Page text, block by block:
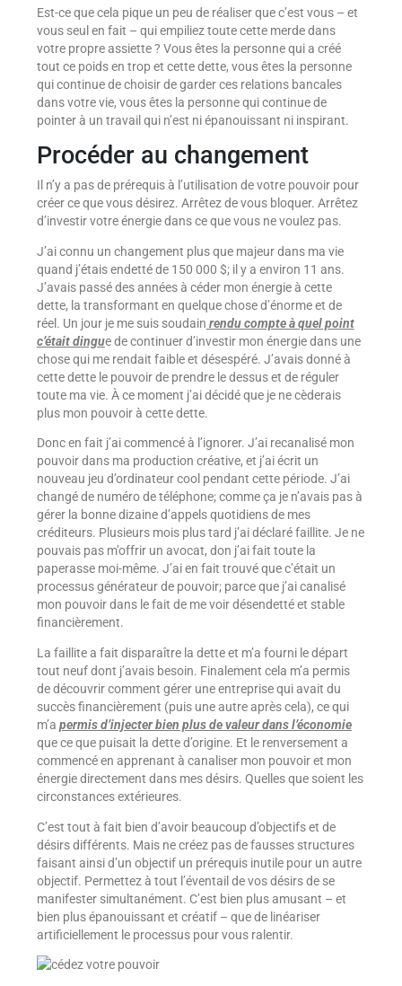
Est-ce que cela pique un peu de réaliser que c’est vous – et
vous seul en fait – qui empiliez toute cette merde dans
votre propre assiette ? Vous êtes la personne qui a créé
tout ce poids en trop et cette dette, vous êtes la personne
qui continue de choisir de garder ces relations bancales
dans votre vie, vous êtes la personne qui continue de
pointer à un travail qui n’est ni épanouissant ni inspirant.
Procéder au changement
Il n’y a pas de prérequis à l’utilisation de votre pouvoir pour
créer ce que vous désirez. Arrêtez de vous bloquer. Arrêtez
d’investir votre énergie dans ce que vous ne voulez pas.
J’ai connu un changement plus que majeur dans ma vie
quand j’étais endetté de 150 000 $; il y a environ 11 ans.
J’avais passé des années à céder mon énergie à cette
dette, la transformant en quelque chose d’énorme et de
réel. Un jour je me suis soudain rendu compte à quel point
c’était dingue de continuer d’investir mon énergie dans une
chose qui me rendait faible et désespéré. J’avais donné à
cette dette le pouvoir de prendre le dessus et de réguler
toute ma vie. À ce moment j’ai décidé que je ne cèderais
plus mon pouvoir à cette dette.
Donc en fait j’ai commencé à l’ignorer. J’ai recanalisé mon
pouvoir dans ma production créative, et j’ai écrit un
nouveau jeu d’ordinateur cool pendant cette période. J’ai
changé de numéro de téléphone; comme ça je n’avais pas à
gérer la bonne dizaine d’appels quotidiens de mes
créditeurs. Plusieurs mois plus tard j’ai déclaré faillite. Je ne
pouvais pas m’offrir un avocat, don j’ai fait toute la
paperasse moi-même. J’ai en fait trouvé que c’était un
processus générateur de pouvoir; parce que j’ai canalisé
mon pouvoir dans le fait de me voir désendetté et stable
financièrement.
La faillite a fait disparaître la dette et m’a fourni le départ
tout neuf dont j’avais besoin. Finalement cela m’a permis
de découvrir comment gérer une entreprise qui avait du
succès financièrement (puis une autre après cela), ce qui
m’a permis d’injecter bien plus de valeur dans l’économie
que ce que puisait la dette d’origine. Et le renversement a
commencé en apprenant à canaliser mon pouvoir et mon
énergie directement dans mes désirs. Quelles que soient les
circonstances extérieures.
C’est tout à fait bien d’avoir beaucoup d’objectifs et de
désirs différents. Mais ne créez pas de fausses structures
faisant ainsi d’un objectif un prérequis inutile pour un autre
objectif. Permettez à tout l’éventail de vos désirs de se
manifester simultanément. C’est bien plus amusant – et
bien plus épanouissant et créatif – que de linéariser
artificiellement le processus pour vous ralentir.